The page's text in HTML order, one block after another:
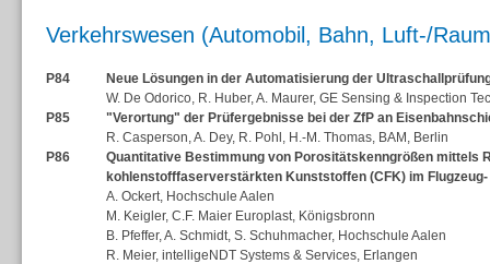
Verkehrswesen (Automobil, Bahn, Luft-/
P84
Neue Lösungen in der Automatisierung der
W. De Odorico, R. Huber, A. Maurer, GE Sensing & Inspection
P85
"Verortung" der Prüfergebnisse bei der ZfP an
R. Casperson, A. Dey, R. Pohl, H.-M. Thomas, BAM, Berlin
P86
Quantitative Bestimmung von Porositätskenngrößen mittels
kohlenstofffaserverstärkten Kunststoffen (CFK) im
A. Ockert, Hochschule Aalen
M. Keigler, C.F. Maier Europlast, Königsbronn
B. Pfeffer, A. Schmidt, S. Schuhmacher, Hochschule Aalen
R. Meier, intelligeNDT Systems & Services, Erlangen